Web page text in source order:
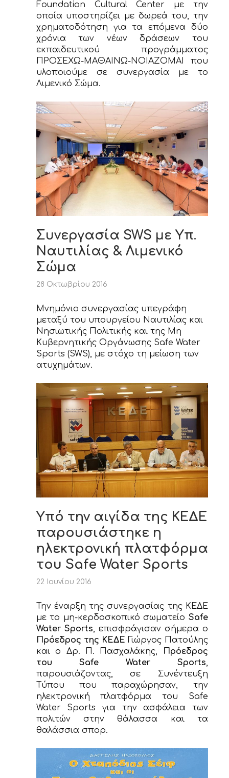
Foundation Cultural Center με την
οποία υποστηρίζει με δωρεά του, την
χρηματοδότηση για τα επόμενα δύο
χρόνια των νέων δράσεων του
εκπαιδευτικού προγράμματος
ΠΡΟΣΕΧΩ-ΜΑΘΑΙΝΩ-ΝΟΙΑΖΟΜΑΙ που
υλοποιούμε σε συνεργασία με το
Λιμενικό Σώμα.
Συνεργασία SWS με Υπ.
Ναυτιλίας & Λιμενικό
Σώμα
28 Οκτωβρίου 2016
Μνημόνιο συνεργασίας υπεγράφη
μεταξύ του υπουργείου Ναυτιλίας και
Νησιωτικής Πολιτικής και της Μη
Κυβερνητικής Οργάνωσης Safe Water
Sports (SWS), με στόχο τη μείωση των
ατυχημάτων.
Υπό την αιγίδα της ΚΕΔΕ
παρουσιάστηκε η
ηλεκτρονική πλατφόρμα
του Safe Water Sports
22 Ιουνίου 2016
Την έναρξη της συνεργασίας της ΚΕΔΕ
με το μη-κερδοσκοπικό σωματείο Safe
Water Sports , επισφράγισαν σήμερα ο
Πρόεδρος της ΚΕΔΕ Γιώργος Πατούλης
και ο Δρ. Π. Πασχαλάκης,
Πρόεδρος
του Safe Water Sports
παρουσιάζοντας, σε Συνέντευξη
Τύπου που παραχώρησαν, την
ηλεκτρονική πλατφόρμα του Safe
Water Sports για την ασφάλεια των
πολιτών στην θάλασσα και τα
θαλάσσια σπορ.